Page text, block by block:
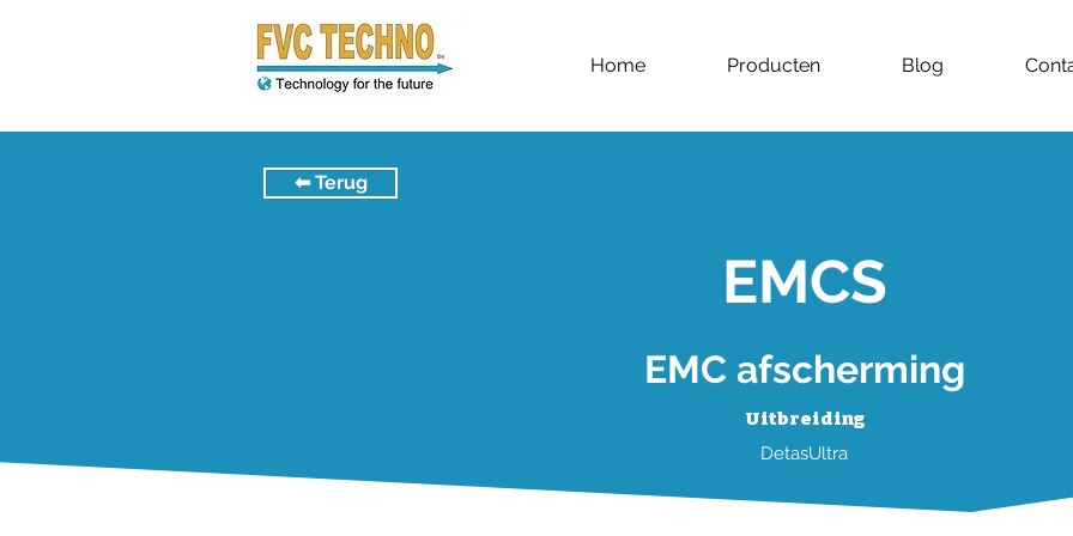
Home Producten Blog
⬅︎ Terug
EMC afscherming
Uitbreiding
DetasUltra
EMCS